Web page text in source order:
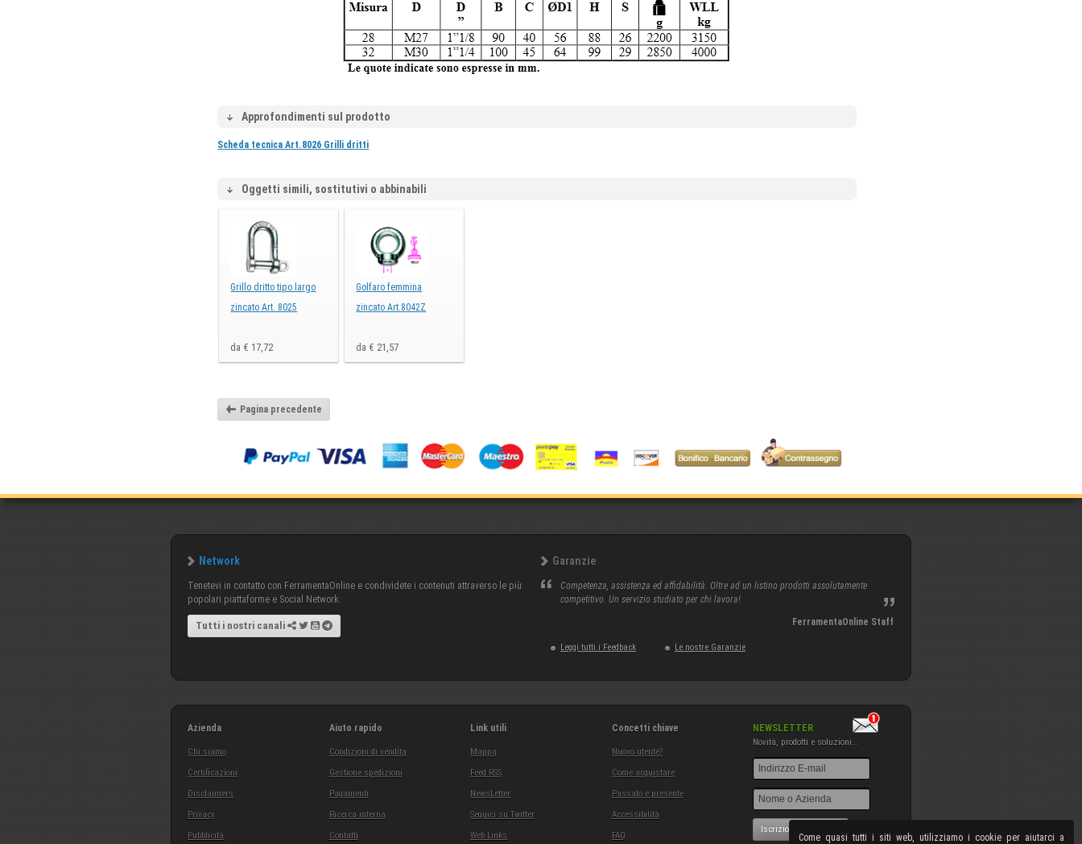
Come quasi tutti i siti web, utilizziamo i cookie per aiutarci a
Approfondimenti sul prodotto
Scheda tecnica Art.8026 Grilli dritti
Oggetti simili, sostitutivi o abbinabili
Grillo dritto tipo largo
zincato Art. 8025
da € 17,72
Golfaro femmina
zincato Art.8042Z
da € 21,57
Pagina precedente
Network
Tenetevi in contatto con FerramentaOnline e condividete i contenuti attraverso le più
popolari piattaforme e Social Network.
Tutti i nostri canali
Garanzie
Competenza, assistenza ed affidabilità. Oltre ad un listino prodotti assolutamente
competitivo. Un servizio studiato per chi lavora!
FerramentaOnline Staff
Leggi tutti i Feedback Le nostre Garanzie
Azienda
Chi siamo
Certificazioni
Disclaimers
Privacy
Pubblicità
Aiuto rapido
Condizioni di vendita
Gestione spedizioni
Pagamenti
Ricerca interna
Contatti
Link utili
Mappa
Feed RSS
NewsLetter
Seguici su Twitter
Web Links
Concetti chiave
Nuovo utente?
Come acquistare
Passato e presente
Accessibilità
FAQ
NEWSLETTER
Novità, prodotti e soluzioni...
Iscrizione NewsLetter